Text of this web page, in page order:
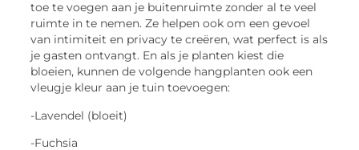
toe te voegen aan je buitenruimte zonder al te veel
ruimte in te nemen. Ze helpen ook om een gevoel
van intimiteit en privacy te creëren, wat perfect is als
je gasten ontvangt. En als je planten kiest die
bloeien, kunnen de volgende hangplanten ook een
vleugje kleur aan je tuin toevoegen:
-Lavendel (bloeit)
-Fuchsia